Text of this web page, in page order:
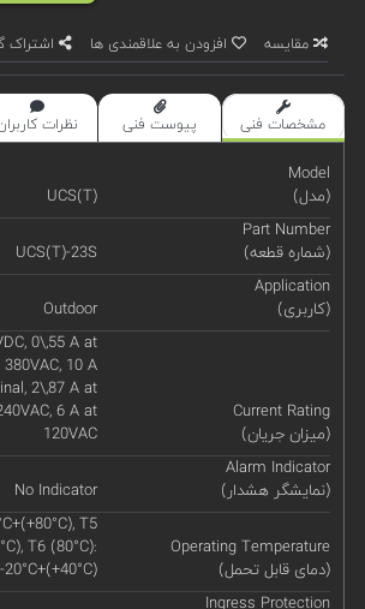
مقایسه افزودن به علاقمندی ها اشتراک
مشخصات فنی پیوست فنی نظرات
Model
(مدل)
UCS(T)
Part Number
(شماره قطعه)
UCS(T)-23S
Application
(کاربری)
Outdoor
Current Rating
(میزان جریان)
0\,55 A at
10 A
2\,87 A at
6 A at
120VAC
Alarm Indicator
(نمایشگر هشدار)
No Indicator
Operating Temperature
(دمای قابل تحمل)
T5
T6 (80°C):
-20°C+(+40°C)
Ingress Protection